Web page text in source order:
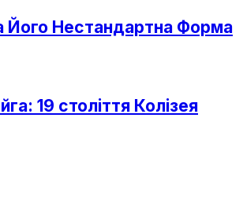
Його Нестандартна Форма
19 століття Колізея